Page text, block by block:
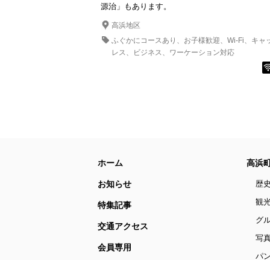
源治」もあります。
高浜地区
ふぐかにコースあり
お子様歓迎 Wi-Fi
キャ
レス
ビジネス ワーケーション対応
ホーム
お知らせ
特集記事
交通アクセス
会員専用
高浜
歴
観
グ
写
パ